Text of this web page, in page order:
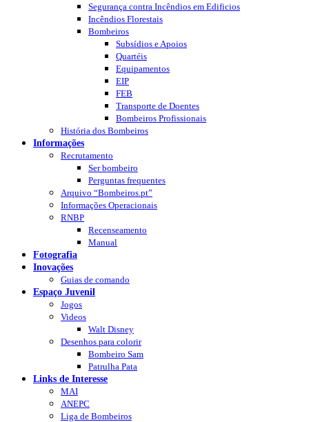
Segurança contra Incêndios em Edificios
Incêndios Florestais
Bombeiros
Subsídios e Apoios
Quartéis
Equipamentos
EIP
FEB
Transporte de Doentes
Bombeiros Profissionais
História dos Bombeiros
Informações
Recrutamento
Ser bombeiro
Perguntas frequentes
Arquivo “Bombeiros.pt”
Informações Operacionais
RNBP
Recenseamento
Manual
Fotografia
Inovações
Guias de comando
Espaço Juvenil
Jogos
Videos
Walt Disney
Desenhos para colorir
Bombeiro Sam
Patrulha Pata
Links de Interesse
MAI
ANEPC
Liga de Bombeiros